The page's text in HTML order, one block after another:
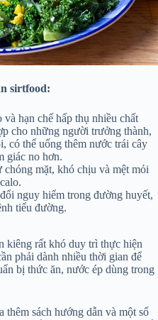
sirtfood:
hạn chế hấp thụ nhiều chất
cho những người trưởng thành,
có thể uống thêm nước trái cây
giác no hơn.
chóng mặt, khó chịu và mệt mỏi
nguy hiểm trong đường huyết,
tiểu đường.
kiêng rất khó duy trì thực hiện
phải dành nhiều thời gian để
bị thức ăn, nước ép dùng trong
thêm sách hướng dẫn và một số